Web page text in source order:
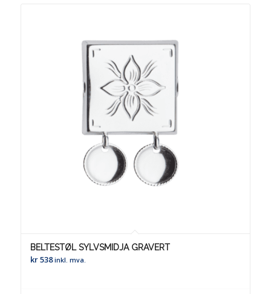
BELTESTØL SYLVSMIDJA GRAVERT
kr538 inkl. mva.